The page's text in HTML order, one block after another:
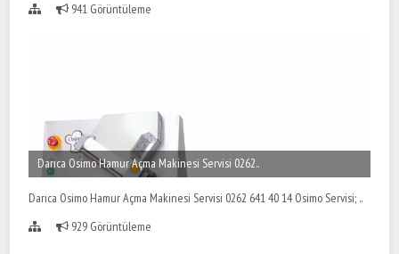
941 Görüntüleme
Darıca Osimo Hamur Açma Makinesi Servisi 0262..
Darıca Osimo Hamur Açma Makinesi Servisi 0262 641 40 14 Osimo Servisi; ..
929 Görüntüleme